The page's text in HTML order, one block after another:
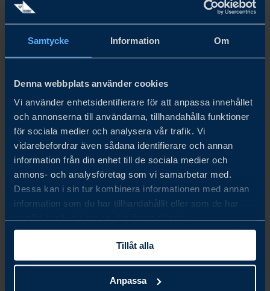
Samtycke Information Om
Denna webbplats använder cookies
Vi använder enhetsidentifierare för att anpassa innehållet
och annonserna till användarna, tillhandahålla funktioner
för sociala medier och analysera vår trafik. Vi
vidarebefordrar även sådana identifierare och annan
information från din enhet till de sociala medier och
annons- och analysföretag som vi samarbetar med.
Dessa kan i sin tur kombinera informationen med annan
information som du har tillhandahållit eller som de har
samlat in när du har använt deras tjänster.
Tillåt alla
Anpassa
Vietnam
WHAT IT MEANS FOR SWEDISH COMPANIES
LÄS MER